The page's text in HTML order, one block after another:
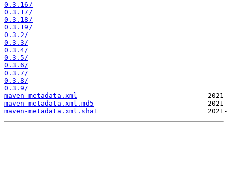
0.3.16/
0.3.17/
0.3.18/
0.3.19/
0.3.2/
0.3.3/
0.3.4/
0.3.5/
0.3.6/
0.3.7/
0.3.8/
0.3.9/
maven-metadata.xml
maven-metadata.xml.md5
maven-metadata.xml.sha1